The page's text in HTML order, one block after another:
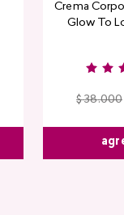
Crema
Glow To
$ 38.000